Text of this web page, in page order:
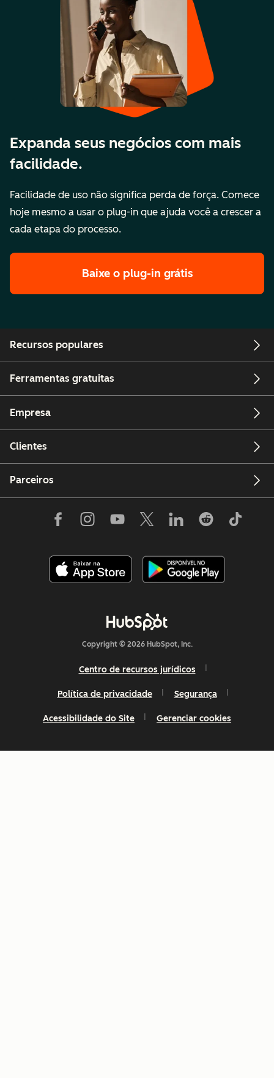
Expanda seus negócios com mais
facilidade.
Facilidade de uso não significa perda de força. Comece
hoje mesmo a usar o plug-in que ajuda você a crescer a
cada etapa do processo.
Baixe o plug-in grátis
Recursos populares
Ferramentas gratuitas
Empresa
Clientes
Parceiros
Copyright © 2026 HubSpot, Inc.
Centro de recursos jurídicos
Política de privacidade Segurança
Acessibilidade do Site Gerenciar cookies